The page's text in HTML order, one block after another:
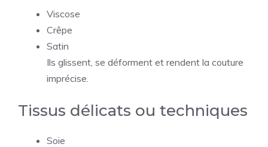
Viscose
Crêpe
Satin
Ils glissent, se déforment et rendent la couture
imprécise.
Tissus délicats ou techniques
Soie